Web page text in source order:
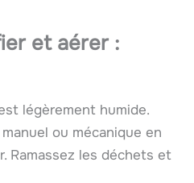
et aérer :
légèrement humide.
ou mécanique en
Ramassez les déchets et